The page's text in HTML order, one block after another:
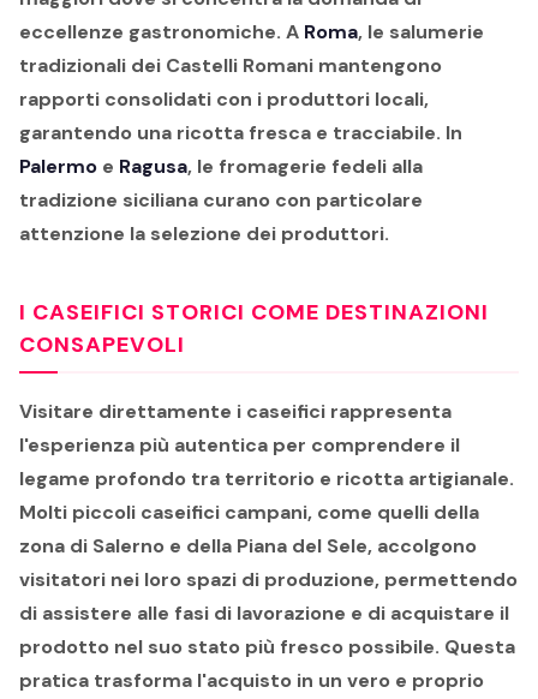
eccellenze gastronomiche. A Roma, le salumerie
tradizionali dei Castelli Romani mantengono
rapporti consolidati con i produttori locali,
garantendo una ricotta fresca e tracciabile. In
Palermo e Ragusa, le fromagerie fedeli alla
tradizione siciliana curano con particolare
attenzione la selezione dei produttori.
I CASEIFICI STORICI COME DESTINAZIONI
CONSAPEVOLI
Visitare direttamente i caseifici rappresenta
l'esperienza più autentica per comprendere il
legame profondo tra territorio e ricotta artigianale.
Molti piccoli caseifici campani, come quelli della
zona di Salerno e della Piana del Sele, accolgono
visitatori nei loro spazi di produzione, permettendo
di assistere alle fasi di lavorazione e di acquistare il
prodotto nel suo stato più fresco possibile. Questa
pratica trasforma l'acquisto in un vero e proprio